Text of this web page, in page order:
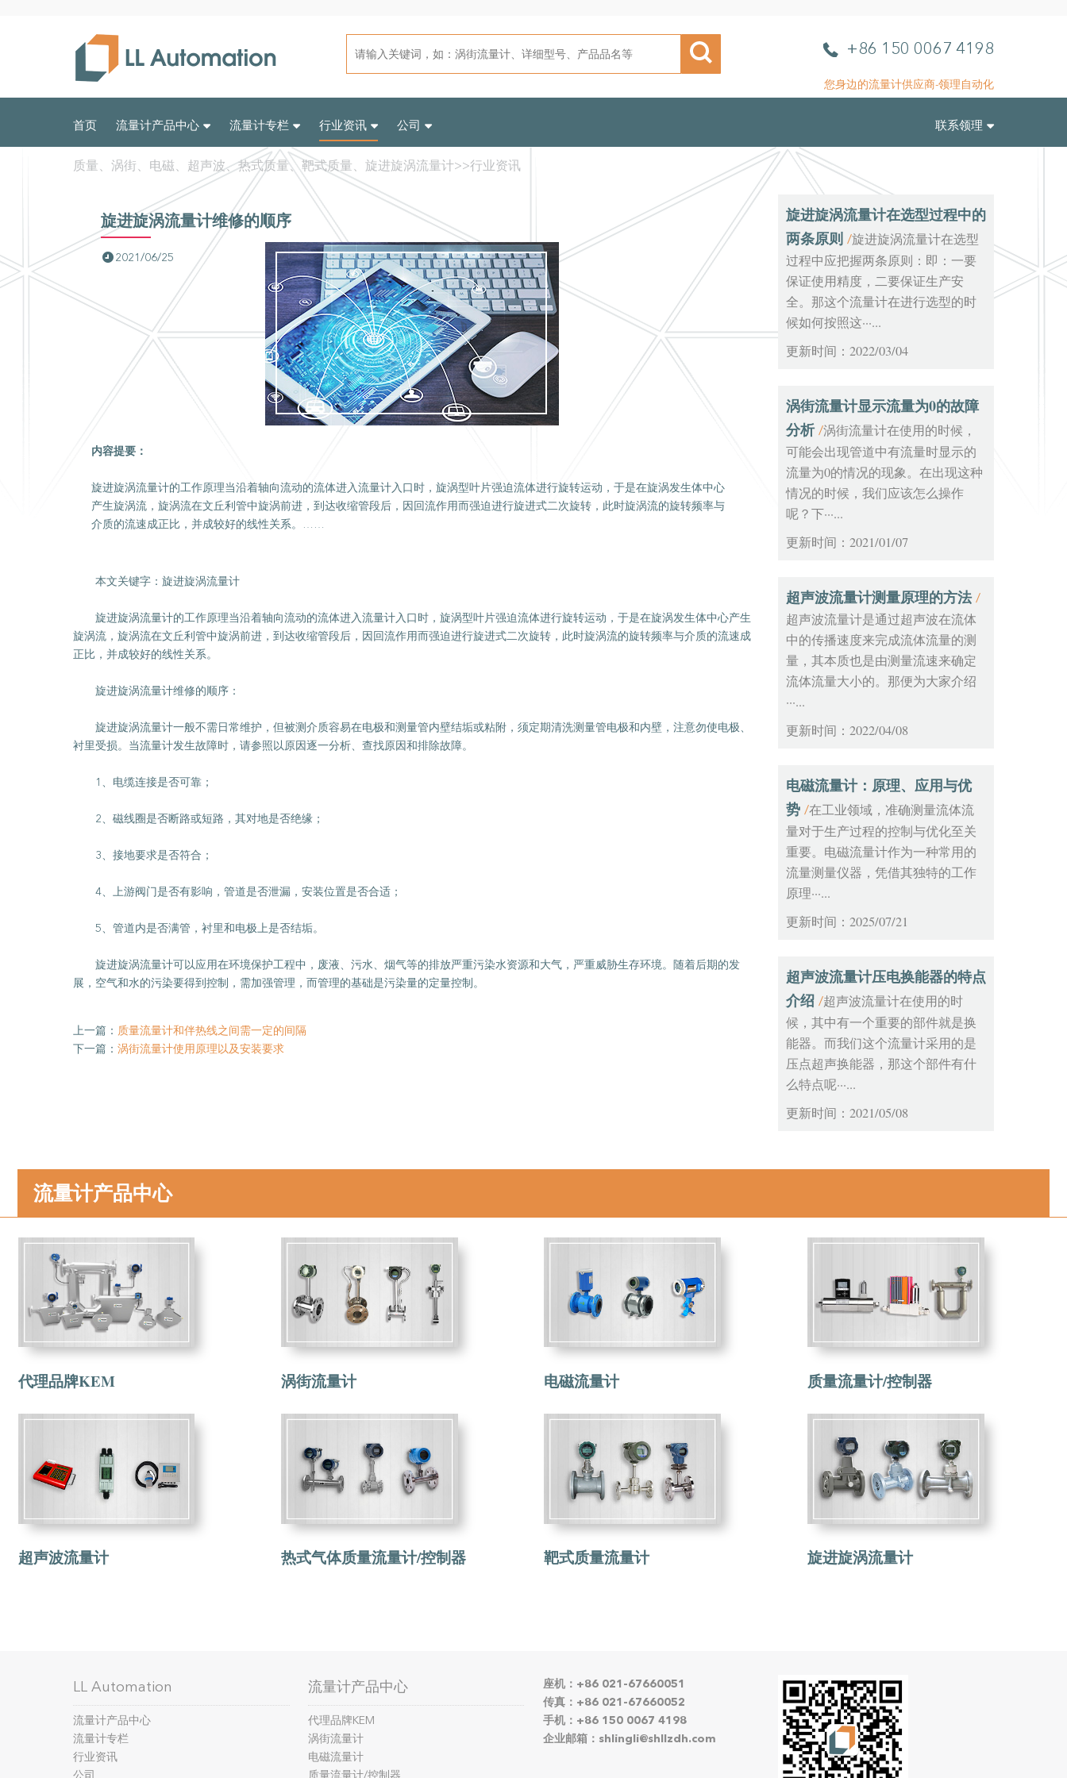
u
n
电
话
+86 150 0067 4198
您身边的流量计供应商-领理自动化
首页 流量计产品中心 流量计专栏 行业资讯 公司 联系领理
质量、涡街、电磁、超声波、热式质量、靶式质量、旋进旋涡流量计>>行业资讯
旋进旋涡流量计维修的顺序
2021/06/25
内容提要：
旋进旋涡流量计的工作原理当沿着轴向流动的流体进入流量计入口时，旋涡型叶片强迫流体进行旋转运动，于是在旋涡发生体中心
产生旋涡流，旋涡流在文丘利管中旋涡前进，到达收缩管段后，因回流作用而强迫进行旋进式二次旋转，此时旋涡流的旋转频率与
介质的流速成正比，并成较好的线性关系。……
本文关键字：旋进旋涡流量计
旋进旋涡流量计的工作原理当沿着轴向流动的流体进入流量计入口时，旋涡型叶片强迫流体进行旋转运动，于是在旋涡发生体中心产生
旋涡流，旋涡流在文丘利管中旋涡前进，到达收缩管段后，因回流作用而强迫进行旋进式二次旋转，此时旋涡流的旋转频率与介质的流速成
正比，并成较好的线性关系。
旋进旋涡流量计维修的顺序：
旋进旋涡流量计一般不需日常维护，但被测介质容易在电极和测量管内壁结垢或粘附，须定期清洗测量管电极和内壁，注意勿使电极、
衬里受损。当流量计发生故障时，请参照以原因逐一分析、查找原因和排除故障。
1、电缆连接是否可靠；
2、磁线圈是否断路或短路，其对地是否绝缘；
3、接地要求是否符合；
4、上游阀门是否有影响，管道是否泄漏，安装位置是否合适；
5、管道内是否满管，衬里和电极上是否结垢。
旋进旋涡流量计可以应用在环境保护工程中，废液、污水、烟气等的排放严重污染水资源和大气，严重威胁生存环境。随着后期的发
展，空气和水的污染要得到控制，需加强管理，而管理的基础是污染量的定量控制。
上一篇： 质量流量计和伴热线之间需一定的间隔
下一篇：涡街流量计使用原理以及安装要求
旋进旋涡流量计在选型过程中的
两条原则 /旋进旋涡流量计在选型
过程中应把握两条原则：即：一要
保证使用精度，二要保证生产安
全。那这个流量计在进行选型的时
候如何按照这···...
更新时间：2022/03/04
涡街流量计显示流量为0的故障
分析 /涡街流量计在使用的时候，
可能会出现管道中有流量时显示的
流量为0的情况的现象。在出现这种
情况的时候，我们应该怎么操作
呢？下···...
更新时间：2021/01/07
超声波流量计测量原理的方法 /
超声波流量计是通过超声波在流体
中的传播速度来完成流体流量的测
量，其本质也是由测量流速来确定
流体流量大小的。那便为大家介绍
···...
更新时间：2022/04/08
电磁流量计：原理、应用与优
势 /在工业领域，准确测量流体流
量对于生产过程的控制与优化至关
重要。电磁流量计作为一种常用的
流量测量仪器，凭借其独特的工作
原理···...
更新时间：2025/07/21
超声波流量计压电换能器的特点
介绍 /超声波流量计在使用的时
候，其中有一个重要的部件就是换
能器。而我们这个流量计采用的是
压点超声换能器，那这个部件有什
么特点呢···...
更新时间：2021/05/08
流量计产品中心
代理品牌KEM 涡街流量计 电磁流量计 质量流量计/控制器
超声波流量计 热式气体质量流量计/控制器 靶式质量流量计 旋进旋涡流量计
LL Automation
流量计产品中心
流量计专栏
行业资讯
公司
流量计产品中心
代理品牌KEM
涡街流量计
电磁流量计
质量流量计/控制器
座机：+86 021-67660051
传真：+86 021-67660052
手机：+86 150 0067 4198
企业邮箱：shlingli@shllzdh.com